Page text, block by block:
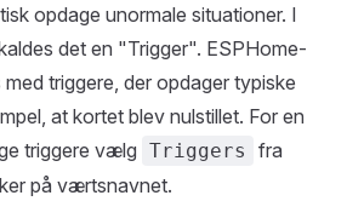
opdage unormale situationer. I
det en "Trigger". ESPHome-
triggere, der opdager typiske
at kortet blev nulstillet. For en
triggere vælg Triggers
fra
på værtsnavnet.